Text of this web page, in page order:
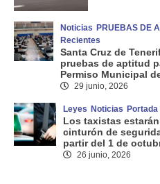
Noticias PRUEBAS DE
Recientes
Santa Cruz de
pruebas de aptitud
Permiso Municipal
29 junio, 2026
Leyes Noticias Portada
Los taxistas
cinturón de
partir del 1 de
26 junio, 2026